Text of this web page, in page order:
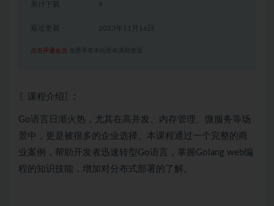
累计下载 9
2023年11月16日
点击开通会员 免费享有本站所有课程资源
〖课程介绍〗:
Go语言日渐火热，尤其在高并发、内存管理、微服务等场
景中，更是被很多的企业选择。本课程通过一个完整的商
业案例，帮助开发者迅速转型Go语言，掌握Golang web编
程的知识技能，增加对分布式部署的了解。